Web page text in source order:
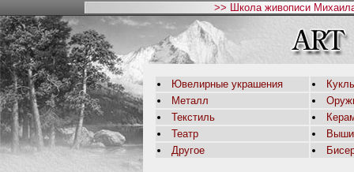
>> Школа живописи
Ювелирные украшения
Металл
Текстиль
Театр
Другое